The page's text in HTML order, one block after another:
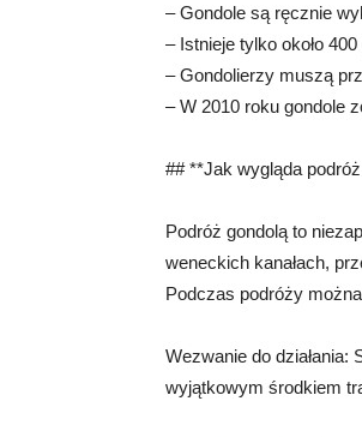
– Gondole są ręcznie
– Istnieje tylko około
– Gondolierzy muszą
– W 2010 roku gondole
## **Jak wygląda
Podróż gondolą to
weneckich kanałach,
Podczas podróży
Wezwanie do
wyjątkowym środkiem